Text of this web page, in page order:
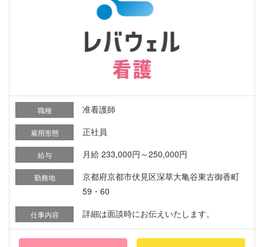
職種 准看護師
雇用形態 正社員
給与 月給 233,000円～250,000円
勤務地
京都府京都市伏見区深草大亀谷東古御香町
59・60
仕事内容 詳細は面談時にお伝えいたします。